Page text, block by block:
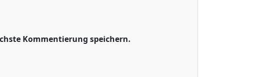
Kommentierung speichern.